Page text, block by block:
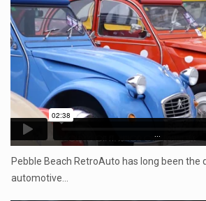
Pebble Beach RetroAuto has long been the
automotive…